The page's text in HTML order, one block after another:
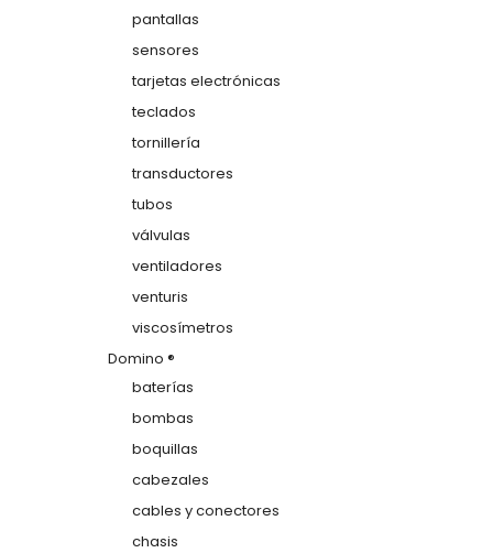
pantallas
sensores
tarjetas electrónicas
teclados
tornillería
transductores
tubos
válvulas
ventiladores
venturis
viscosímetros
Domino ®
baterías
bombas
boquillas
cabezales
cables y conectores
chasis